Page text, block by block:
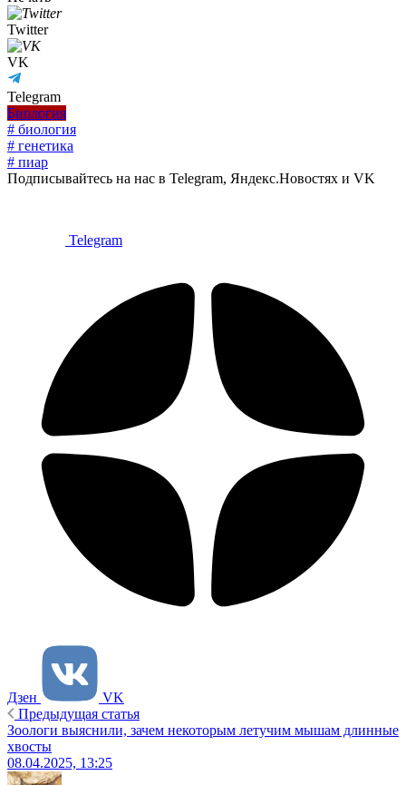
Twitter
VK
Telegram
Биология
# биология
# генетика
# пиар
Подписывайтесь на нас в Telegram, Яндекс.Новостях и VK
Telegram
Дзен
VK
Предыдущая статья
Зоологи выяснили, зачем некоторым летучим мышам длинные
хвосты
08.04.2025, 13:25